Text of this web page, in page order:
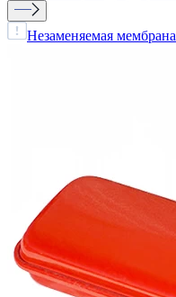
Незаменяемая мембрана